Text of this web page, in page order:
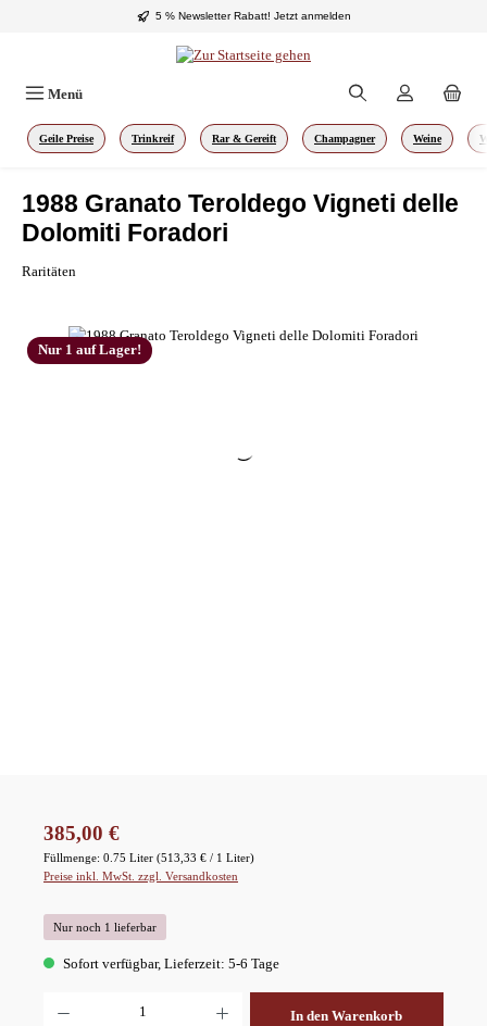
Zum Hauptinhalt springen5 % Newsletter Rabatt! Jetzt anmelden
Menü
Geile Preise Trinkreif Rar & Gereift Champagner Weine
1988 Granato Teroldego Vigneti delle
Dolomiti Foradori
Raritäten
Bildergalerie überspringen
Nur 1 auf Lager!
Regulärer Preis:
385,00 €
Füllmenge: 0.75 Liter (513,33 € / 1 Liter)
Preise inkl. MwSt. zzgl. Versandkosten
Nur noch 1 lieferbar
Sofort verfügbar, Lieferzeit: 5-6 Tage
In den Warenkorb